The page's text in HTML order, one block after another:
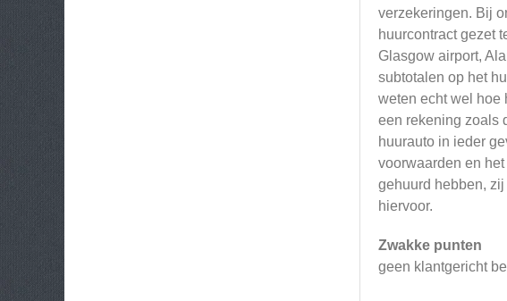
verzekeringen. Bij
huurcontract gezet
Glasgow airport,
subtotalen op het
weten echt wel hoe
een rekening zoals
huurauto in ieder
voorwaarden en
gehuurd hebben,
hiervoor.
Zwakke punten
geen klantgericht